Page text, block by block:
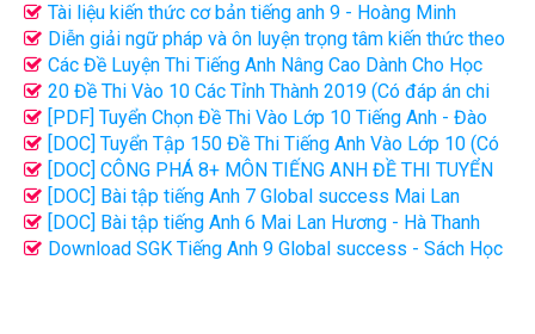
Tài liệu kiến thức cơ bản tiếng anh 9 - Hoàng Minh
Diễn giải ngữ pháp và ôn luyện trọng tâm kiến thức theo
chuyên đề môn tiếng Anh 9
Các Đề Luyện Thi Tiếng Anh Nâng Cao Dành Cho Học
Sinh Lớp 9
20 Đề Thi Vào 10 Các Tỉnh Thành 2019 (Có đáp án chi
tiết) [PDF] Tuyển Chọn Đề Thi Vào Lớp 10 Tiếng Anh - Đào
Thúy Lê (Bản đẹp)
[DOC] Tuyển Tập 150 Đề Thi Tiếng Anh Vào Lớp 10 (Có
Đáp Án)[DOC] CÔNG PHÁ 8+ MÔN TIẾNG ANH ĐỀ THI TUYỂN
SINH VÀO LỚP 10
[DOC] Bài tập tiếng Anh 7 Global success Mai Lan
Hương - Hà Thanh Uyên file word có đáp án
[DOC] Bài tập tiếng Anh 6 Mai Lan Hương - Hà Thanh
Uyên (tập 2)
Download SGK Tiếng Anh 9 Global success - Sách Học